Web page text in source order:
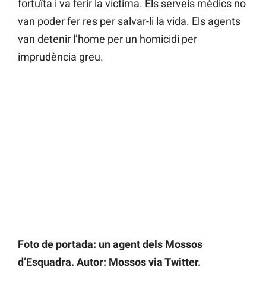
fortuïta i va ferir la víctima. Els serveis mèdics no
van poder fer res per salvar-li la vida. Els agents
van detenir l’home per un homicidi per
imprudència greu.
Foto de portada: un agent dels Mossos
d’Esquadra. Autor: Mossos via Twitter.